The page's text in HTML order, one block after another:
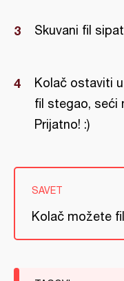
Skuvani fil
Kolač ostaviti
fil stegao, seći
Prijatno! :)
SAVET
Kolač možete